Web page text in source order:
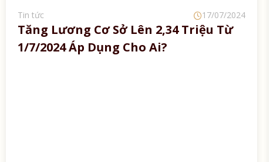
Tin tức 17/07/2024
Tăng Lương Cơ Sở Lên 2,34 Triệu Từ
1/7/2024 Áp Dụng Cho Ai?